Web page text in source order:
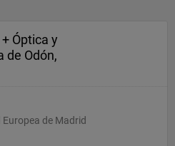
Óptica y
de Odón,
Europea de Madrid